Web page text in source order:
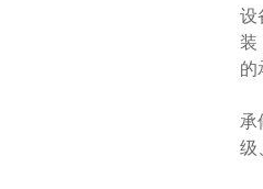
设
装
的
承
级